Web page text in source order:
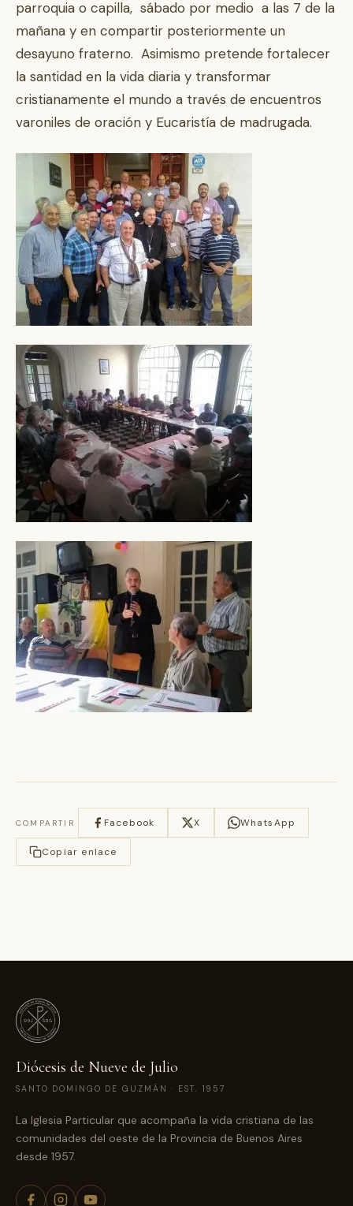
parroquia o capilla, sábado por medio a las 7 de la
mañana y en compartir posteriormente un
desayuno fraterno. Asimismo pretende fortalecer
la santidad en la vida diaria y transformar
cristianamente el mundo a través de encuentros
varoniles de oración y Eucaristía de madrugada.
COMPARTIR Facebook X WhatsApp
Copiar enlace
Diócesis de Nueve de Julio
SANTO DOMINGO DE GUZMÁN · EST. 1957
La Iglesia Particular que acompaña la vida cristiana de las
comunidades del oeste de la Provincia de Buenos Aires
desde 1957.